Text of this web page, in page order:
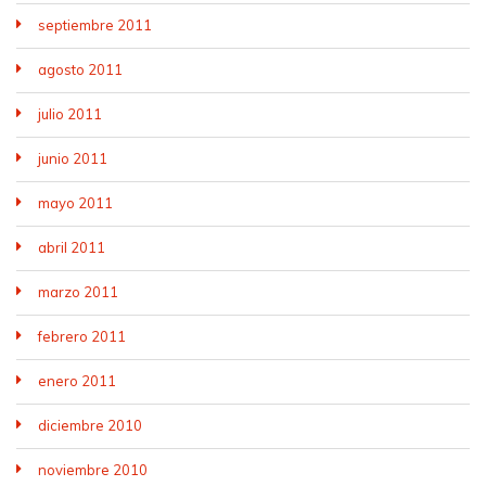
septiembre 2011
agosto 2011
julio 2011
junio 2011
mayo 2011
abril 2011
marzo 2011
febrero 2011
enero 2011
diciembre 2010
noviembre 2010